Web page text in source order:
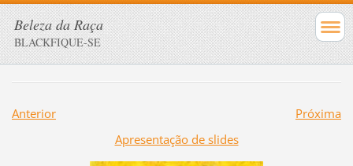
Beleza da Raça
BLACKFIQUE-SE
Anterior
Próxima
Apresentação de slides